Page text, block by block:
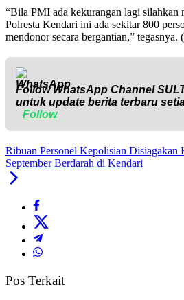
“Bila PMI ada kekurangan lagi silahkan
Polresta Kendari ini ada sekitar 800
mendonor secara bergantian,” tegasnya.
Follow WhatsApp Channel
untuk update berita terbaru
Follow
Ribuan Personel Kepolisian Disiagakan
September Berdarah di Kendari
Pos Terkait